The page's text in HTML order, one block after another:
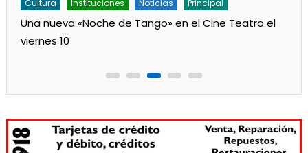
Cultura Instituciones Noticias Principal
Una nueva «Noche de Tango» en el Cine Teatro el
viernes 10